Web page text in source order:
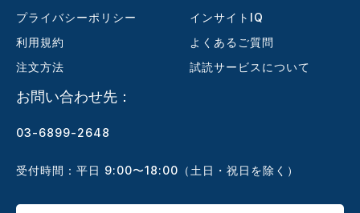
プライバシーポリシー
利用規約
注文方法
インサイトIQ
よくあるご質問
試読サービスについて
お問い合わせ先：
03-6899-2648
受付時間：平日 9:00〜18:00（土日・祝日を除く）